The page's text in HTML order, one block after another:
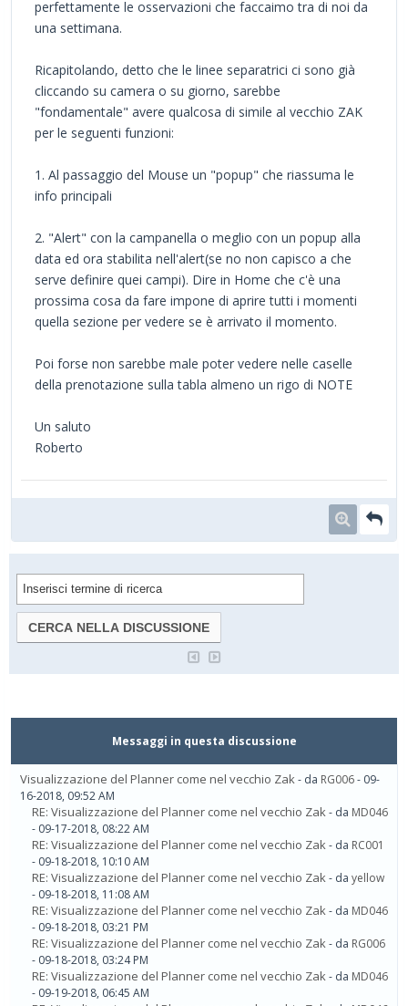
perfettamente le osservazioni che faccaimo tra di noi da
una settimana.
Ricapitolando, detto che le linee separatrici ci sono già
cliccando su camera o su giorno, sarebbe
"fondamentale" avere qualcosa di simile al vecchio ZAK
per le seguenti funzioni:
1. Al passaggio del Mouse un "popup" che riassuma le
info principali
2. "Alert" con la campanella o meglio con un popup alla
data ed ora stabilita nell'alert(se no non capisco a che
serve definire quei campi). Dire in Home che c'è una
prossima cosa da fare impone di aprire tutti i momenti
quella sezione per vedere se è arrivato il momento.
Poi forse non sarebbe male poter vedere nelle caselle
della prenotazione sulla tabla almeno un rigo di NOTE
Un saluto
Roberto
Messaggi in questa discussione
Visualizzazione del Planner come nel vecchio Zak- da RG006- 09-
16-2018, 09:52 AM
RE: Visualizzazione del Planner come nel vecchio Zak- da MD046
- 09-17-2018, 08:22 AM
RE: Visualizzazione del Planner come nel vecchio Zak- da RC001
- 09-18-2018, 10:10 AM
RE: Visualizzazione del Planner come nel vecchio Zak- da yellow
- 09-18-2018, 11:08 AM
RE: Visualizzazione del Planner come nel vecchio Zak- da MD046
- 09-18-2018, 03:21 PM
RE: Visualizzazione del Planner come nel vecchio Zak- da RG006
- 09-18-2018, 03:24 PM
RE: Visualizzazione del Planner come nel vecchio Zak- da MD046
- 09-19-2018, 06:45 AM